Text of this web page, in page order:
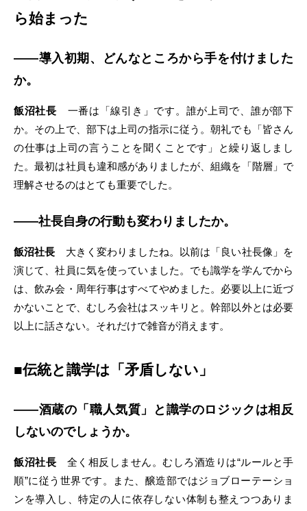
ら始まった
――導入初期、どんなところから手を付けました
か。
飯沼社長 一番は「線引き」です。誰が上司で、誰が部下
か。その上で、部下は上司の指示に従う。朝礼でも「皆さん
の仕事は上司の言うことを聞くことです」と繰り返しまし
た。最初は社員も違和感がありましたが、組織を「階層」で
理解させるのはとても重要でした。
――社長自身の行動も変わりましたか。
飯沼社長 大きく変わりましたね。以前は「良い社長像」を
演じて、社員に気を使っていました。でも識学を学んでから
は、飲み会・周年行事はすべてやめました。必要以上に近づ
かないことで、むしろ会社はスッキリと。幹部以外とは必要
以上に話さない。それだけで雑音が消えます。
■伝統と識学は「矛盾しない」
――酒蔵の「職人気質」と識学のロジックは相反
しないのでしょうか。
飯沼社長 全く相反しません。むしろ酒造りは“ルールと手
順”に従う世界です。また、醸造部ではジョブローテーショ
ンを導入し、特定の人に依存しない体制も整えつつありま